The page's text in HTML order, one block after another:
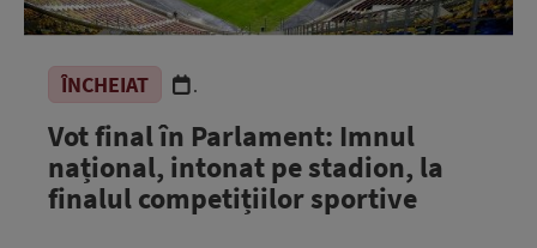
ÎNCHEIAT .
Vot final în Parlament: Imnul
național, intonat pe stadion, la
finalul competițiilor sportive